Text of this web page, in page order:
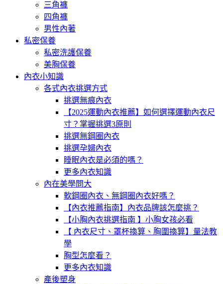
三角褲
四角褲
男性內著
私密保養
私密洗護保養
美胸保養
內衣小知識
各式內衣挑選方式
挑選無痕內衣
【2025運動內衣推薦】如何選擇運動內衣尺
寸？掌握挑選3原則
挑選無鋼圈內衣
挑選孕婦內衣
睡眠內衣是必須的嗎？
更多內衣知識
內在美學問大
軟鋼圈內衣、無鋼圈內衣好嗎？
【內衣推薦指南】內衣品牌該怎麼挑？
【小胸內衣挑選指南 】小胸女孩必看
【 內衣尺寸、罩杯換算、胸圍換算】量法教
學
胸型怎麼看？
更多內衣知識
產後塑身